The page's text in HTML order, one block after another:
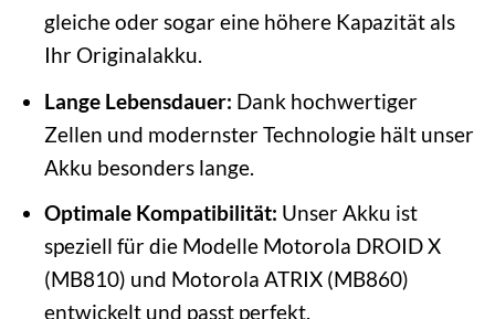
gleiche oder sogar eine höhere Kapazität als
Ihr Originalakku.
Lange Lebensdauer: Dank hochwertiger
Zellen und modernster Technologie hält unser
Akku besonders lange.
Optimale Kompatibilität: Unser Akku ist
speziell für die Modelle Motorola DROID X
(MB810) und Motorola ATRIX (MB860)
entwickelt und passt perfekt.